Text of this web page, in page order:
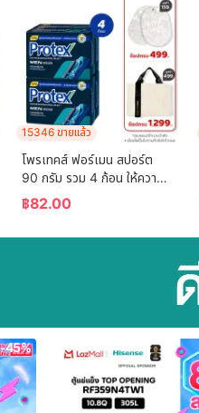
15346 ขายแล้ว
โพรเทคส์ ฟอร์เมน สปอร์ต
90 กรัม รวม 4 ก้อน ให้ความ
เย็นสดชื่นยาวนาน (สบู่ก้อน)
Protex For Men Sport
90g Total 4 Pcs Helps
฿82.00
-45%